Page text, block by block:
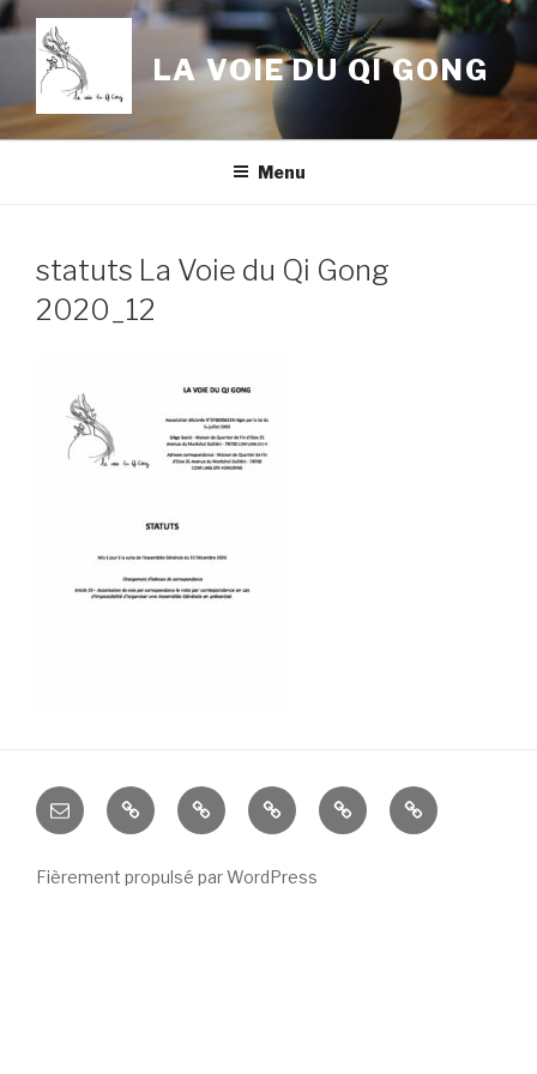
Aller
au
contenu
principal
LA VOIE DU QI GONG
Menu
statuts La Voie du Qi Gong
2020_12
Nous
écrire
Cours Cours Cours
Inscriptions
2019
Inscriptions
2019
Fièrement propulsé par WordPress